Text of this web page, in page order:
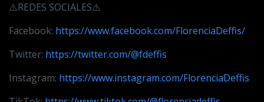
⚠️REDES SOCIALES⚠️
Facebook: https://www.facebook.com/FlorenciaDeffis/
Twitter: https://twitter.com/@fdeffis
Instagram: https://www.instagram.com/FlorenciaDeffis